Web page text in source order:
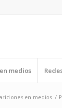
medios
en medios /